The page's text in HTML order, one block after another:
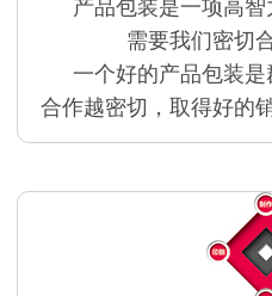
产品包装是一项高
需要我们密切
一个好的产品包装
合作越密切，取得好的